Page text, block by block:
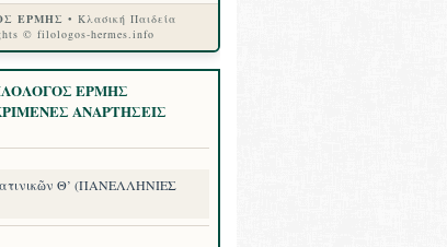
ΕΡΜΗΣ • Κλασική Παιδεία
© filologos-hermes.info
ΕΡΜΗΣ
ΑΝΑΡΤΗΣΕΙΣ
Θ’ (ΠΑΝΕΛΛΗΝΙΕΣ